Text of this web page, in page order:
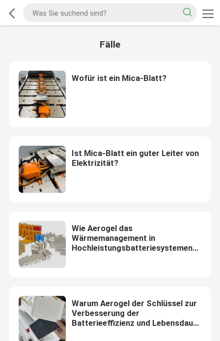
Fälle
Wofür ist ein Mica-Blatt?
Ist Mica-Blatt ein guter Leiter von
Elektrizität?
Wie Aerogel das
Wärmemanagement in
Hochleistungsbatteriesystemen
Warum Aerogel der Schlüssel zur
Verbesserung der
Batterieeffizienz und Lebensdauer